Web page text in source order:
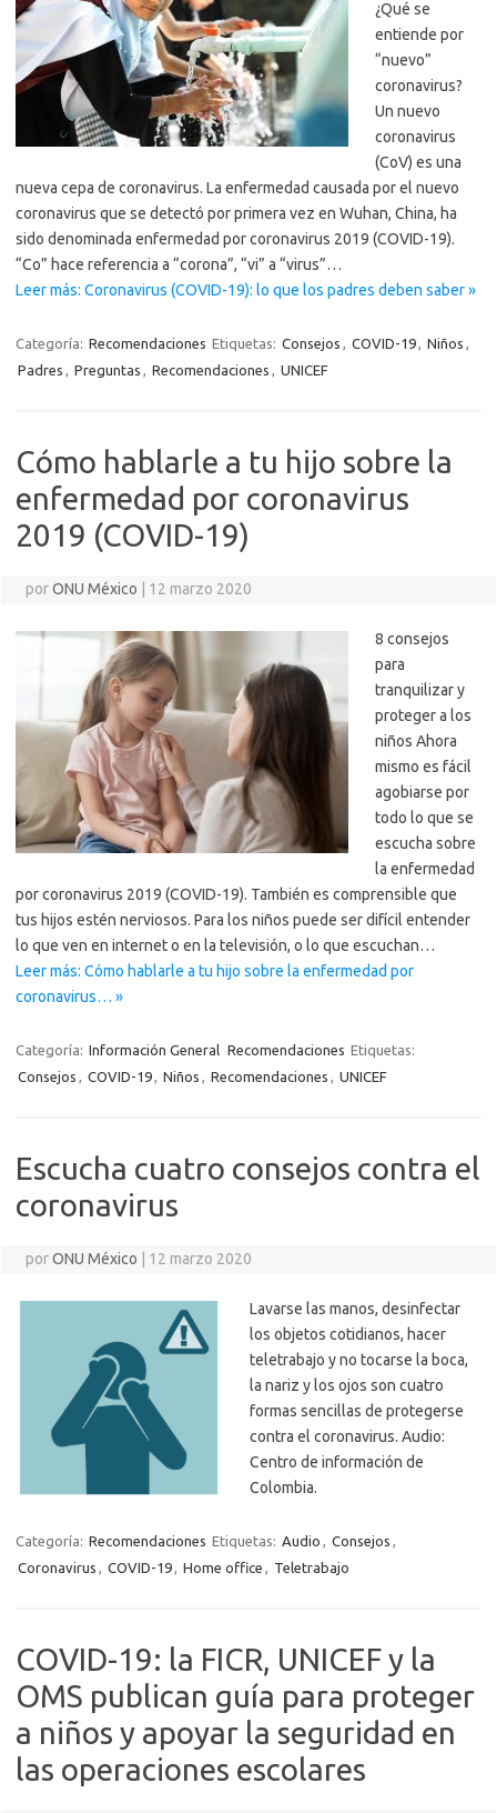
¿Qué se
entiende por
“nuevo”
coronavirus?
Un nuevo
coronavirus
(CoV) es una
nueva cepa de coronavirus. La enfermedad causada por el nuevo
coronavirus que se detectó por primera vez en Wuhan, China, ha
sido denominada enfermedad por coronavirus 2019 (COVID-19).
“Co” hace referencia a “corona”, “vi” a “virus”…
Leer más: Coronavirus (COVID-19): lo que los padres deben saber »
Categoría: Recomendaciones Etiquetas: Consejos , COVID-19, Niños ,
Padres , Preguntas , Recomendaciones , UNICEF
Cómo hablarle a tu hijo sobre la
enfermedad por coronavirus
2019 (COVID-19)
porONU México 12 marzo 2020
8 consejos
para
tranquilizar y
proteger a los
niños Ahora
mismo es fácil
agobiarse por
todo lo que se
escucha sobre
la enfermedad
por coronavirus 2019 (COVID-19). También es comprensible que
tus hijos estén nerviosos. Para los niños puede ser difícil entender
lo que ven en internet o en la televisión, o lo que escuchan…
Leer más: Cómo hablarle a tu hijo sobre la enfermedad por
coronavirus… »
Categoría: Información General Recomendaciones Etiquetas:
Consejos , COVID-19, Niños , Recomendaciones , UNICEF
Escucha cuatro consejos contra el
coronavirus
porONU México 12 marzo 2020
Lavarse las manos, desinfectar
los objetos cotidianos, hacer
teletrabajo y no tocarse la boca,
la nariz y los ojos son cuatro
formas sencillas de protegerse
contra el coronavirus. Audio:
Centro de información de
Colombia.
Categoría: Recomendaciones Etiquetas: Audio , Consejos ,
Coronavirus , COVID-19, Home office , Teletrabajo
COVID-19: la FICR, UNICEF y la
OMS publican ‎guía para proteger
a niños y apoyar la seguridad ‎en
las operaciones escolares